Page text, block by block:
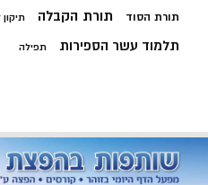
תורת הסוד תורת הקבלה
תלמוד עשר הספירות תפילה